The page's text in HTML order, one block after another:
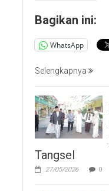
Bagikan ini:
WhatsApp
Selengkapnya
Tangsel
27/05/2026 0